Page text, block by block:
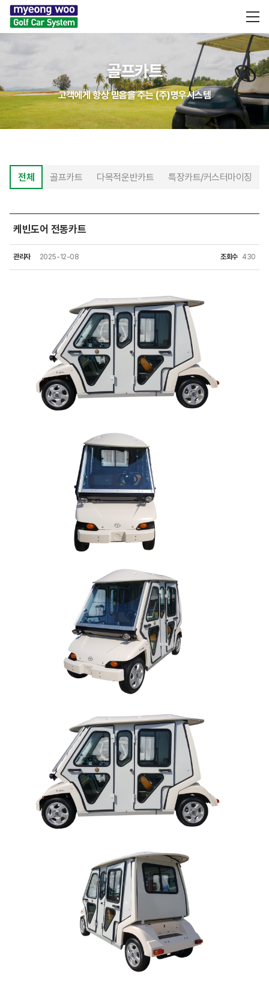
골프카트
고객에게 항상 믿음을 주는 (주)명우시스템
전체 골프카트 다목적운반카트 특장카트/커스터마이징
케빈도어 전동카트
관리자 2025-12-08 조회수 430